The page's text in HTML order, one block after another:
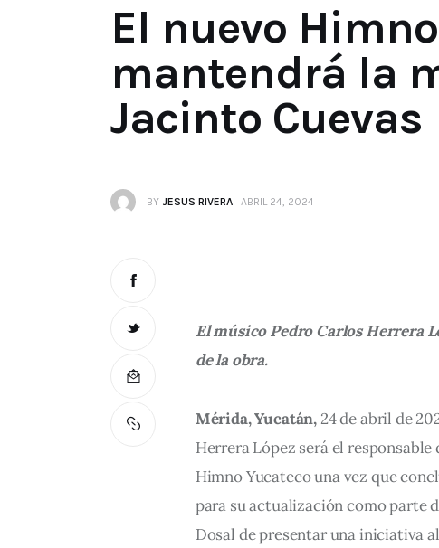
El nuevo
mantendrá la
Jacinto Cuevas
BY JESUS RIVERA ABRIL 24, 2024
El músico Pedro Carlos Herrera
de la obra.
Mérida, Yucatán, 24 de abril de
Herrera López será el
Himno Yucateco una vez que
para su actualización como parte
Dosal de presentar una iniciativa